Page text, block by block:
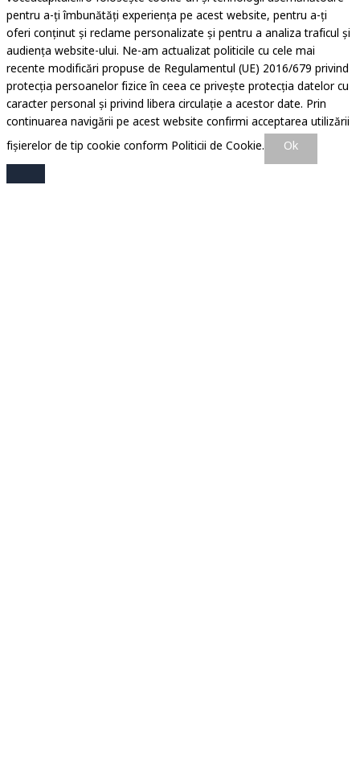
pentru a-ți îmbunătăți experiența pe acest website, pentru a-ți
oferi conținut și reclame personalizate și pentru a analiza traficul și
audiența website-ului. Ne-am actualizat politicile cu cele mai
recente modificări propuse de Regulamentul (UE) 2016/679 privind
protecția persoanelor fizice în ceea ce privește protecția datelor cu
caracter personal și privind libera circulație a acestor date. Prin
continuarea navigării pe acest website confirmi acceptarea utilizării
fișierelor de tip cookie conform Politicii de Cookie.
Ok